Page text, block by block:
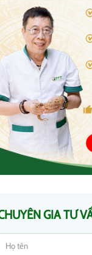
GIA TƯ